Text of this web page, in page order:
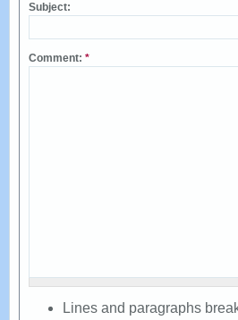
Subject:
Comment: *
Lines and paragraphs